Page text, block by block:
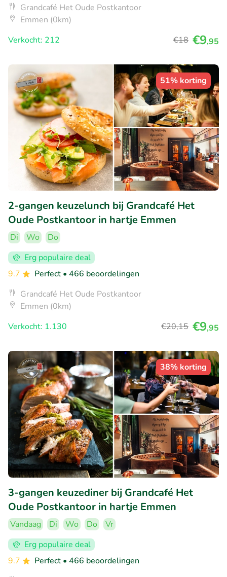
Grandcafé Het Oude Postkantoor
Emmen (0km)
Verkocht: 212
€18 €9,95
51% korting
2-gangen keuzelunch bij Grandcafé Het
Oude Postkantoor in hartje Emmen
Di Wo
Do
Erg populaire deal
9.7
Perfect • 466 beoordelingen
Grandcafé Het Oude Postkantoor
Emmen (0km)
Verkocht: 1.130
€20,15 €9,95
38% korting
3-gangen keuzediner bij Grandcafé Het
Oude Postkantoor in hartje Emmen
Vandaag Di Wo Do
Vr
Erg populaire deal
9.7
Perfect • 466 beoordelingen